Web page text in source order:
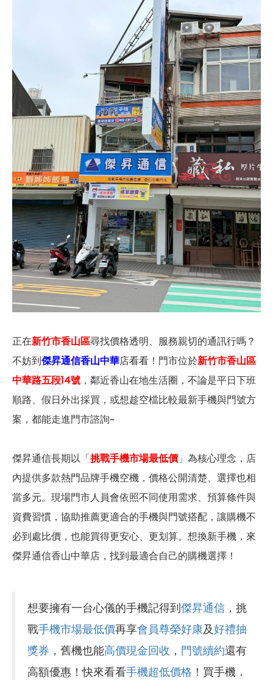
正在新竹市香山區尋找價格透明、服務親切的通訊行嗎？
不妨到傑昇通信香山中華店看看！門市位於新竹市香山區
中華路五段14號 ，鄰近香山在地生活圈，不論是平日下班
順路、假日外出採買，或想趁空檔比較最新手機與門號方
案，都能走進門市諮詢~
傑昇通信長期以「挑戰手機市場最低價」為核心理念，店
內提供多款熱門品牌手機空機，價格公開清楚、選擇也相
當多元。現場門市人員會依照不同使用需求、預算條件與
資費習慣，協助推薦更適合的手機與門號搭配，讓購機不
必到處比價，也能買得更安心、更划算。想換新手機，來
傑昇通信香山中華店，找到最適合自己的購機選擇！
想要擁有一台心儀的手機記得到傑昇通信 ，挑
戰手機市場最低價再享會員尊榮好康及好禮抽
獎券 ，舊機也能高價現金回收 ， 門號續約還有
高額優惠！快來看看手機超低價格 ！買手機．